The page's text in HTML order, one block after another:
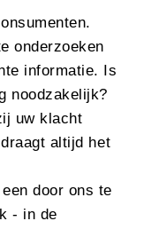
onderzoeken
informatie. Is
noodzakelijk?
uw klacht
altijd het
door ons te
- in de